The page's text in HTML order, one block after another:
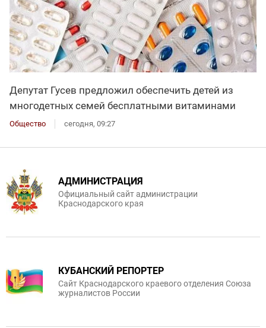
Депутат Гусев предложил обеспечить детей из
многодетных семей бесплатными витаминами
Общество сегодня, 09:27
АДМИНИСТРАЦИЯ
Официальный сайт администрации
Краснодарского края
КУБАНСКИЙ РЕПОРТЕР
Сайт Краснодарского краевого отделения Союза
журналистов России